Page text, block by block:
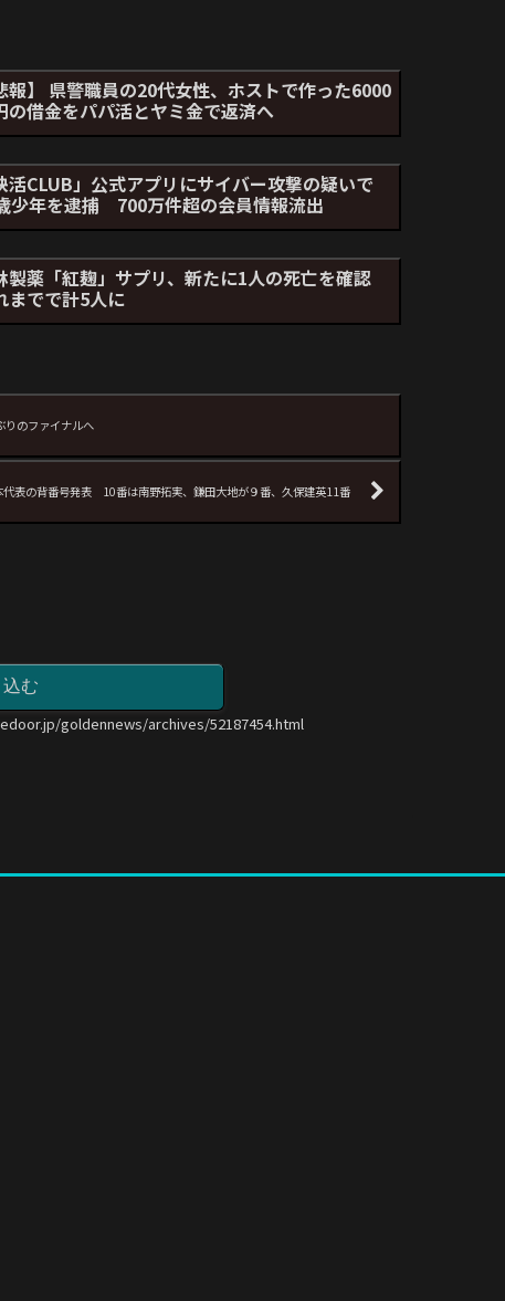
報】 県警職員の20代女性、ホストで作った6000
の借金をパパ活とヤミ金で返済へ
活CLUB」公式アプリにサイバー攻撃の疑いで
少年を逮捕 700万件超の会員情報流出
製薬「紅麹」サプリ、新たに1人の死亡を確認
までで計5人に
りのファイナルへ
代表の背番号発表 10番は南野拓実、鎌田大地が９番、久保建英11番
む
goldennews/archives/52187454.html